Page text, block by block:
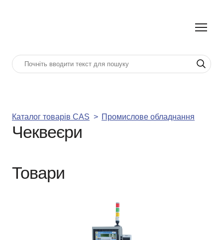
Каталог товарів CAS Промислове обладнання
Чеквеєри
Товари